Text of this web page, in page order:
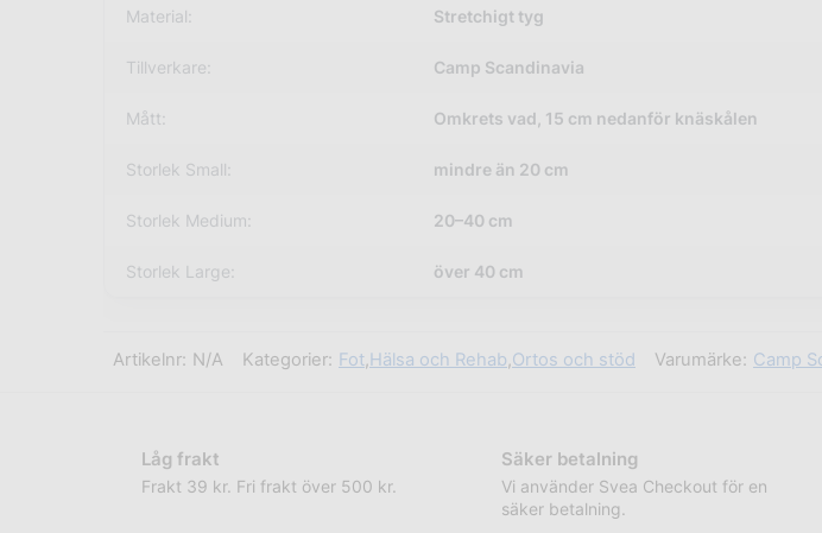
Material: Stretchigt tyg
Tillverkare: Camp Scandinavia
Mått: Omkrets vad, 15 cm nedanför knäskålen
Storlek Small: mindre än 20 cm
Storlek Medium: 20–40 cm
Storlek Large: över 40 cm
Artikelnr: N/A Kategorier: Fot,Hälsa och Rehab,Ortos och stöd Varumärke: Camp
Låg frakt
Frakt 39 kr. Fri frakt över 500 kr.
Säker betalning
Vi använder Svea Checkout för en
säker betalning.